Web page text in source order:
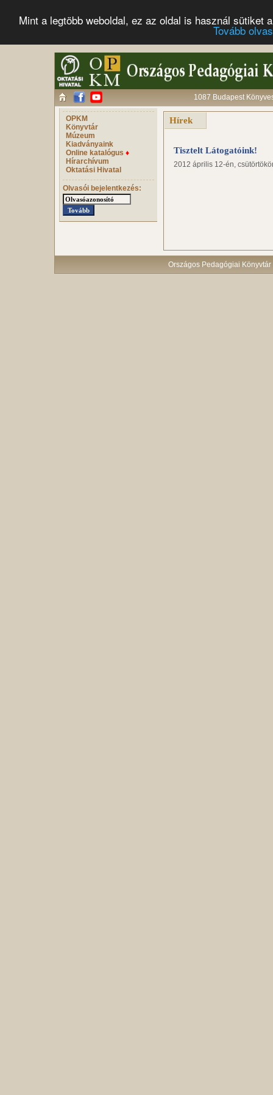
Mint a legtöbb weboldal, ez az oldal is használ sütiket
Tovább
1087 Budapest
OPKM
Könyvtár
Múzeum
Kiadványaink
Online katalógus ♦
Hírarchívum
Oktatási Hivatal
Olvasói bejelentkezés:
Hírek
Tisztelt Látogatóink!
2012 április 12-én,
Országos Pedagógiai